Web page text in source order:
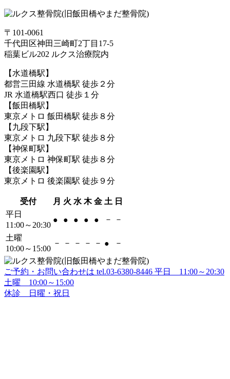
〒101-0061
千代田区神田三崎町2丁目17-5
稲葉ビル202 ルクス治療院内
【水道橋駅】
都営三田線 水道橋駅 徒歩２分
JR 水道橋駅西口 徒歩１分
【飯田橋駅】
東京メトロ 飯田橋駅 徒歩８分
【九段下駅】
東京メトロ 九段下駅 徒歩８分
【神保町駅】
東京メトロ 神保町駅 徒歩８分
【後楽園駅】
東京メトロ 後楽園駅 徒歩９分
受付 月 火 水 木 金 土 日
平日
11:00～20:30
● ● ● ● ● － －
土曜
10:00～15:00
－ － － － － ● －
ご予約・お問い合わせは tel.03-6380-8446 平日 11:00～20:30
土曜 10:00～15:00
休診 日曜・祝日